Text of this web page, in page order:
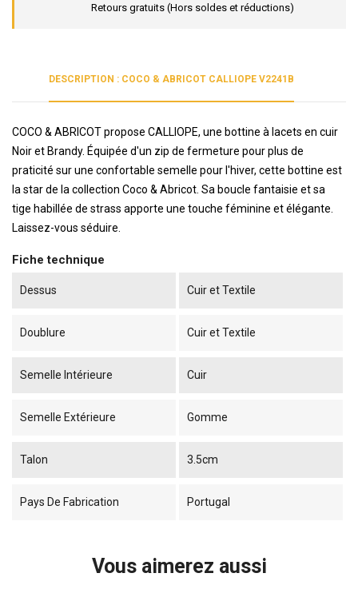
Retours gratuits (Hors soldes et réductions)
DESCRIPTION : COCO & ABRICOT CALLIOPE V2241B
COCO & ABRICOT propose CALLIOPE, une bottine à lacets en cuir
Noir et Brandy. Équipée d'un zip de fermeture pour plus de
praticité sur une confortable semelle pour l'hiver, cette bottine est
la star de la collection Coco & Abricot. Sa boucle fantaisie et sa
tige habillée de strass apporte une touche féminine et élégante.
Laissez-vous séduire.
Fiche technique
Dessus Cuir et Textile
Doublure Cuir et Textile
Semelle Intérieure Cuir
Semelle Extérieure Gomme
Talon 3.5cm
Pays De Fabrication Portugal
Vous aimerez aussi